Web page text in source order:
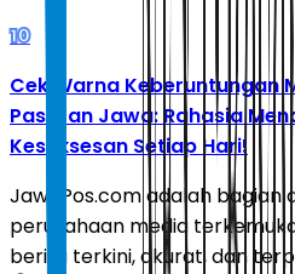
10
Cek Warna Keberuntungan
Pasaran Jawa: Rahasia
Kesuksesan Setiap Hari!
JawaPos.com adalah bagian
perusahaan media
berita terkini, akurat, dan